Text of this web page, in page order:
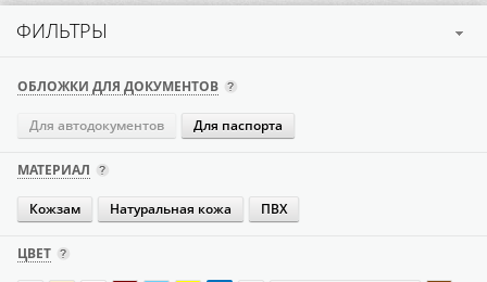
ФИЛЬТРЫ
ОБЛОЖКИ ДЛЯ ДОКУМЕНТОВ
Для автодокументов Для паспорта
МАТЕРИАЛ
Кожзам Натуральная кожа ПВХ
ЦВЕТ